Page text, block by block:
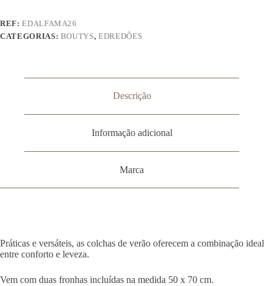
REF:EDALFAMA26
CATEGORIAS: BOUTYS,EDREDÕES
Descrição
Informação adicional
Marca
Práticas e versáteis, as colchas de verão oferecem a combinação ideal
entre conforto e leveza.
Vem com duas fronhas incluídas na medida 50 x 70 cm.